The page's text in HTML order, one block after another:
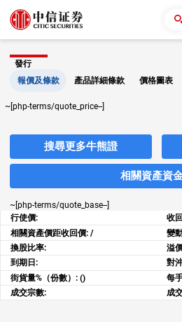
發行
報價及條款
產品詳細條款 價格圖表
~[php-terms/quote_price--]
搜尋更多牛熊證
相關資產資
~[php-terms/quote_base--]
行使價:
收
相關資產價距收回價: /
變
換股比率:
溢
到期日:
對
街貨量%（份數）: ()
每
成交宗數:
成